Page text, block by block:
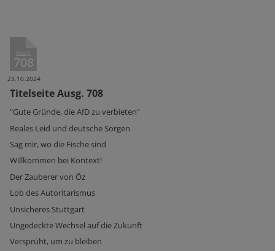
Ausg.
708
23.10.2024
Titelseite Ausg. 708
"Gute Gründe, die AfD zu verbieten"
Reales Leid und deutsche Sorgen
Sag mir, wo die Fische sind
Willkommen bei Kontext!
Der Zauberer von Öz
Lob des Autoritarismus
Unsicheres Stuttgart
Ungedeckte Wechsel auf die Zukunft
Versprüht, um zu bleiben